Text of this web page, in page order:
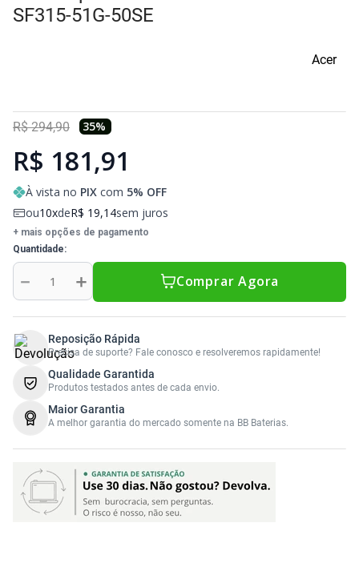
Sony Vaio
Sony Vaio
Caddy para SSD
SF315-51G-50SE
Acer
R$ 294,90 35%
R$ 181,91
À vista no PIX com 5% OFF
ou10 deR$ 19,14sem juros
+ mais opções de pagamento
Quantidade
＋
－ Comprar Agora
Reposição Rápida
Precisa de suporte? Fale conosco e resolveremos rapidamente!
Qualidade Garantida
Produtos testados antes de cada envio.
Maior Garantia
A melhor garantia do mercado somente na BB Baterias.